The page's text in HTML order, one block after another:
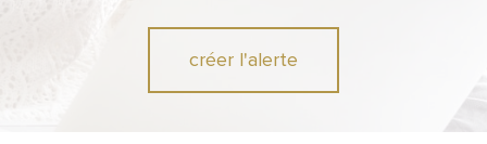
créer l'alerte